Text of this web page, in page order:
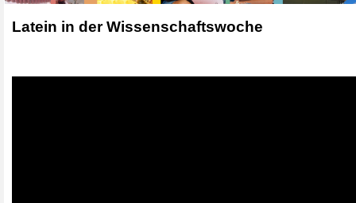
Latein in der Wissenschaftswoche